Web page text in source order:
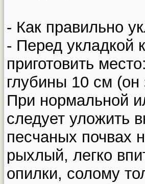
- Как правильно
- Перед укладкой
приготовить
глубины 10 см (он
При нормальной
следует уложить
песчаных почвах
рыхлый, легко
опилки, солому